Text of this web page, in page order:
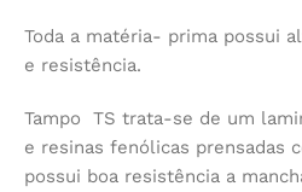
Toda a matéria- prima possui
e resistência.
Tampo TS trata-se de um
e resinas fenólicas prensadas
possui boa resistência a